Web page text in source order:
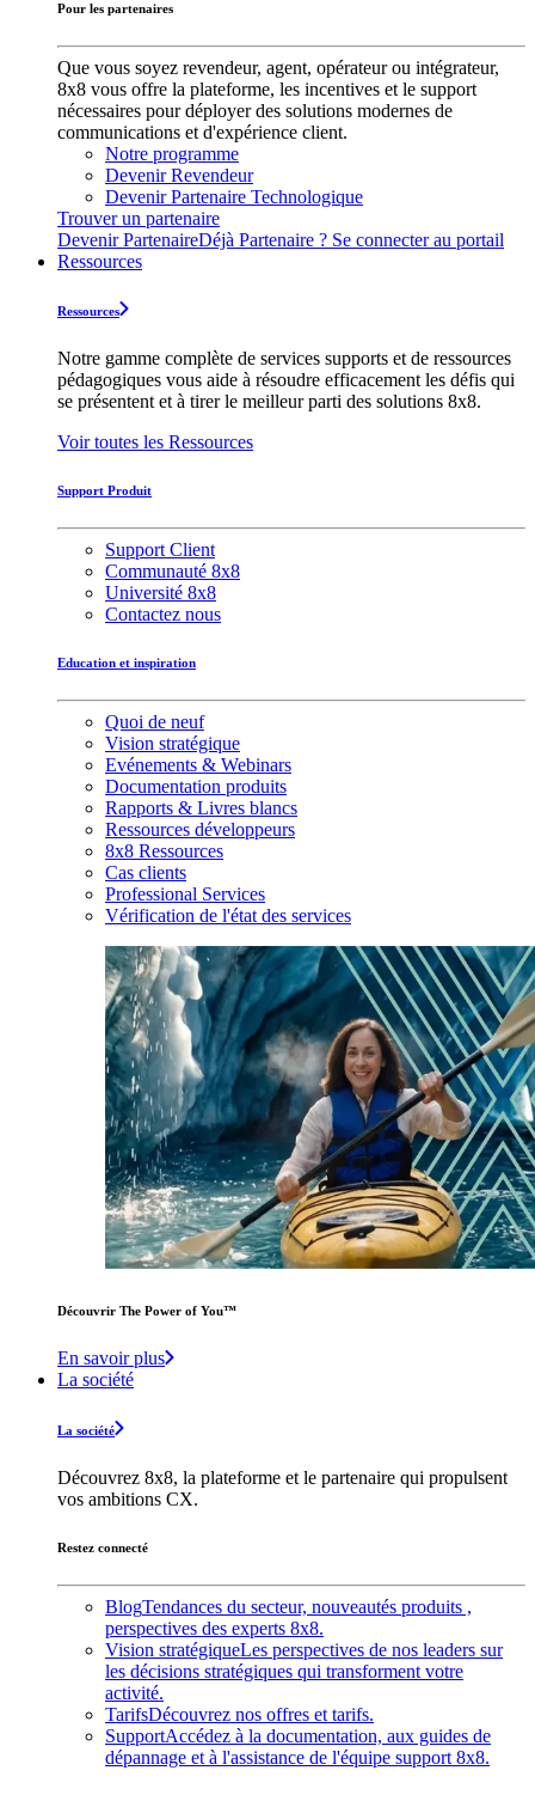
Pour les partenaires
Que vous soyez revendeur, agent, opérateur ou intégrateur,
8x8 vous offre la plateforme, les incentives et le support
nécessaires pour déployer des solutions modernes de
communications et d'expérience client.
Notre programme
Devenir Revendeur
Devenir Partenaire Technologique
Trouver un partenaire
Devenir PartenaireDéjà Partenaire ? Se connecter au portail
Ressources
Ressources
Notre gamme complète de services supports et de ressources
pédagogiques vous aide à résoudre efficacement les défis qui
se présentent et à tirer le meilleur parti des solutions 8x8.
Voir toutes les Ressources
Support Produit
Support Client
Communauté 8x8
Université 8x8
Contactez nous
Education et inspiration
Quoi de neuf
Vision stratégique
Evénements & Webinars
Documentation produits
Rapports & Livres blancs
Ressources développeurs
8x8 Ressources
Cas clients
Professional Services
Vérification de l'état des services
Découvrir The Power of You™️
En savoir plus
La société
La société
Découvrez 8x8, la plateforme et le partenaire qui propulsent
vos ambitions CX.
Restez connecté
BlogTendances du secteur, nouveautés produits ,
perspectives des experts 8x8.
Vision stratégiqueLes perspectives de nos leaders sur
les décisions stratégiques qui transforment votre
activité.
TarifsDécouvrez nos offres et tarifs.
SupportAccédez à la documentation, aux guides de
dépannage et à l'assistance de l'équipe support 8x8.